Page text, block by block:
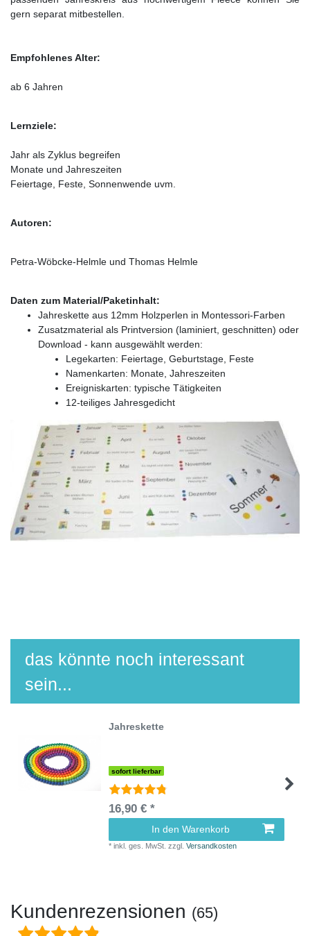
gern separat mitbestellen.
Empfohlenes Alter:
ab 6 Jahren
Lernziele:
Jahr als Zyklus begreifen
Monate und Jahreszeiten
Feiertage, Feste, Sonnenwende uvm.
Autoren:
Petra-Wöbcke-Helmle und Thomas Helmle
Daten zum Material/Paketinhalt:
Jahreskette aus 12mm Holzperlen in Montessori-Farben
Zusatzmaterial als Printversion (laminiert, geschnitten) oder
Download - kann ausgewählt werden:
Legekarten: Feiertage, Geburtstage, Feste
Namenkarten: Monate, Jahreszeiten
Ereigniskarten: typische Tätigkeiten
12-teiliges Jahresgedicht
das könnte noch interessant
sein...
Jahreskette
sofort lieferbar
16,90 € *
In den Warenkorb
*inkl. ges. MwSt. zzgl.Versandkosten
Kundenrezensionen (65)